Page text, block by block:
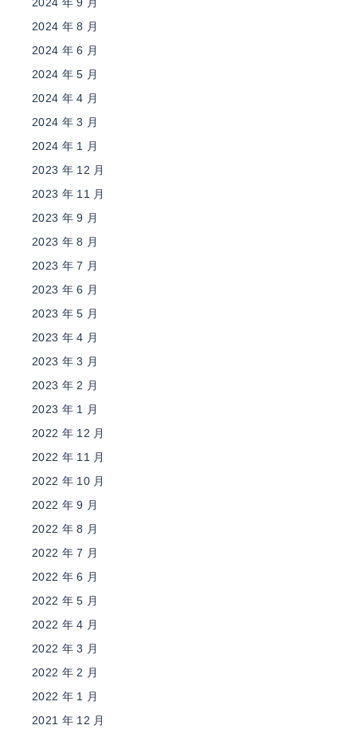
2024 年 8 月
2024 年 6 月
2024 年 5 月
2024 年 4 月
2024 年 3 月
2024 年 1 月
2023 年 12 月
2023 年 11 月
2023 年 9 月
2023 年 8 月
2023 年 7 月
2023 年 6 月
2023 年 5 月
2023 年 4 月
2023 年 3 月
2023 年 2 月
2023 年 1 月
2022 年 12 月
2022 年 11 月
2022 年 10 月
2022 年 9 月
2022 年 8 月
2022 年 7 月
2022 年 6 月
2022 年 5 月
2022 年 4 月
2022 年 3 月
2022 年 2 月
2022 年 1 月
2021 年 12 月